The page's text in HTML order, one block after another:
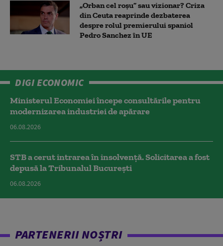
„Orban cel roșu” sau vizionar? Criza
din Ceuta reaprinde dezbaterea
despre rolul premierului spaniol
Pedro Sanchez în UE
DIGI ECONOMIC
Ministerul Economiei începe consultările pentru
modernizarea industriei de apărare
06.08.2026
STB a cerut intrarea în insolvență. Solicitarea a fost
depusă la Tribunalul București
06.08.2026
PARTENERII NOȘTRI